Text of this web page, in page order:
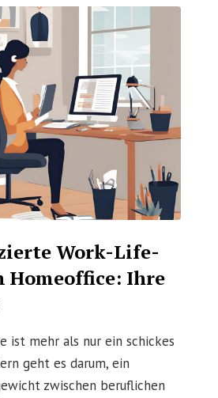
Work-Life-
Homeoffice: Ihre
ist mehr als nur ein schickes
geht es darum, ein
zwischen beruflichen